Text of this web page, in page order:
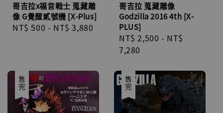
哥吉拉x福音戰士 蒐藏雕
像 G覺醒貳號機 [X-Plus]
Regular
NT$ 500 - NT$ 3,880
哥吉拉 蒐藏雕像
Godzilla 2016 4th [X-
PLUS]
Regular
price
NT$ 2,500 - NT$
7,280
售完 售完